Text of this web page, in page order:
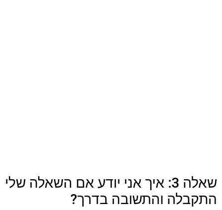
שאלה 3: איך אני יודע אם השאלה שלי
התקבלה והתשובה בדרך?